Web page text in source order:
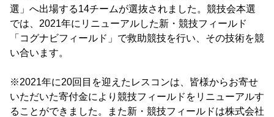
選」へ出場する14チームが選抜されました。競技会本選
では、2021年にリニューアルした新・競技フィールド
「コグナビフィールド」で救助競技を行い、その技術を競
い合います。
※2021年に20回目を迎えたレスコンは、皆様からお寄せ
いただいた寄付金により競技フィールドをリニューアルす
ることができました。また新・競技フィールドは株式会社